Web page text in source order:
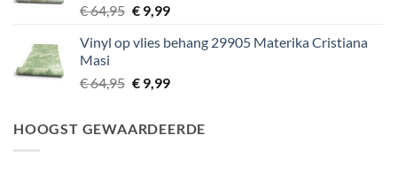
€64,95 Oorspronkelijke
was:
€9,99Huidige
is:
Vinyl op vlies behang 29905 Materika Cristiana
Masi
€64,95 Oorspronkelijke
€ 64,95.
€9,99Huidige
€ 9,99.
HOOGST GEWAARDEERDE